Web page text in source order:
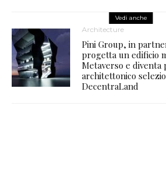
Vedi anche
Architecture
Pini Group, in
progetta un edificio
Metaverso e diventa
architettonico
DecentraLand